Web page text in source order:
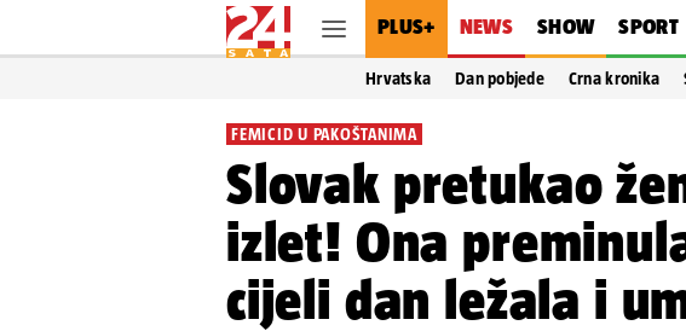
PLUS+ NEWS SHOW SPORT
Hrvatska Dan pobjede Crna kronika
FEMICID U PAKOŠTANIMA
Slovak pretukao
izlet! Ona
cijeli dan ležala i